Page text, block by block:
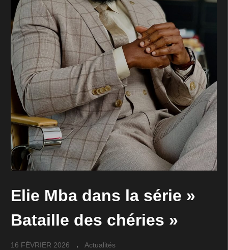
Elie Mba dans la série »
Bataille des chéries »
16 FÉVRIER 2026 Actualités